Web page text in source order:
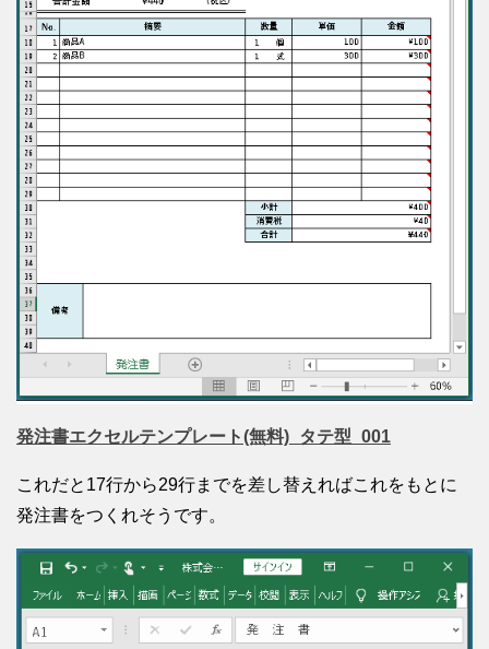
発注書エクセルテンプレート(無料)_タテ型_001
これだと17行から29行までを差し替えればこれをもとに
発注書をつくれそうです。